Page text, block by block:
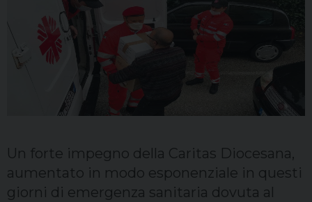
Sacerdoti
Scuola
Un forte impegno della Caritas Diocesana,
aumentato in modo esponenziale in questi
giorni di emergenza sanitaria dovuta al